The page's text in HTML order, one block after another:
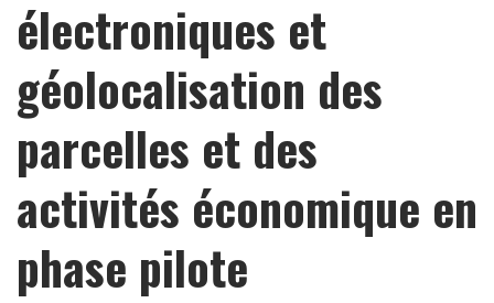
électroniques et
géolocalisation des
parcelles et des
activités économique en
phase pilote